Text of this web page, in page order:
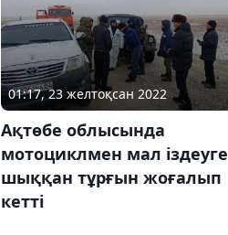
01:17, 23 желтоқсан 2022
Ақтөбе облысында
мотоциклмен мал іздеуге
шыққан тұрғын жоғалып
кетті